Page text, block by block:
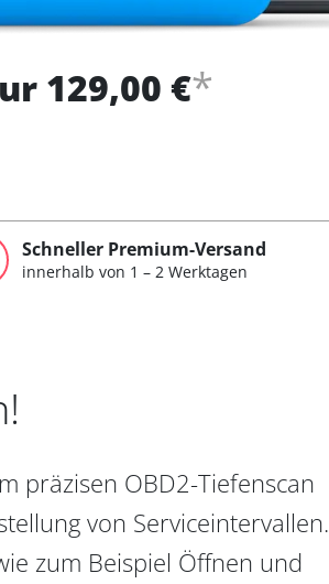
129,00 €*
Schneller Premium-Versand
innerhalb von 1 – 2 Werktagen
präzisen OBD2-Tiefenscan
von Serviceintervallen.
zum Beispiel Öffnen und